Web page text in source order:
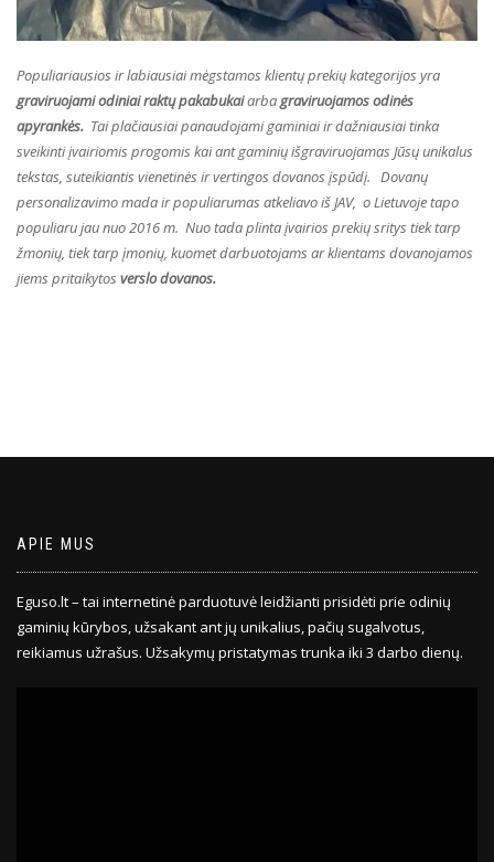
Populiariausios ir labiausiai mėgstamos klientų prekių kategorijos yra
graviruojami odiniai raktų pakabukaiarbagraviruojamos odinės
apyrankės. Tai plačiausiai panaudojami gaminiai ir dažniausiai tinka
sveikinti įvairiomis progomis kai ant gaminių išgraviruojamas Jūsų unikalus
tekstas, suteikiantis vienetinės ir vertingos dovanos įspūdį. Dovanų
personalizavimo mada ir populiarumas atkeliavo iš JAV, o Lietuvoje tapo
populiaru jau nuo 2016 m. Nuo tada plinta įvairios prekių sritys tiek tarp
žmonių, tiek tarp įmonių, kuomet darbuotojams ar klientams dovanojamos
jiems pritaikytos verslo dovanos.
APIE MUS
Eguso.lt – tai internetinė parduotuvė leidžianti prisidėti prie odinių
gaminių kūrybos, užsakant ant jų unikalius, pačių sugalvotus,
reikiamus užrašus. Užsakymų pristatymas trunka iki 3 darbo dienų.